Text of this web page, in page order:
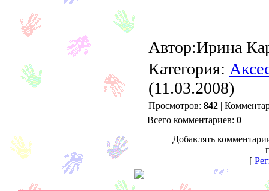
Автор:Ирина
Категория:
(11.03.2008)
Просмотров: 842|
Всего комментариев: 0
Добавлять
[